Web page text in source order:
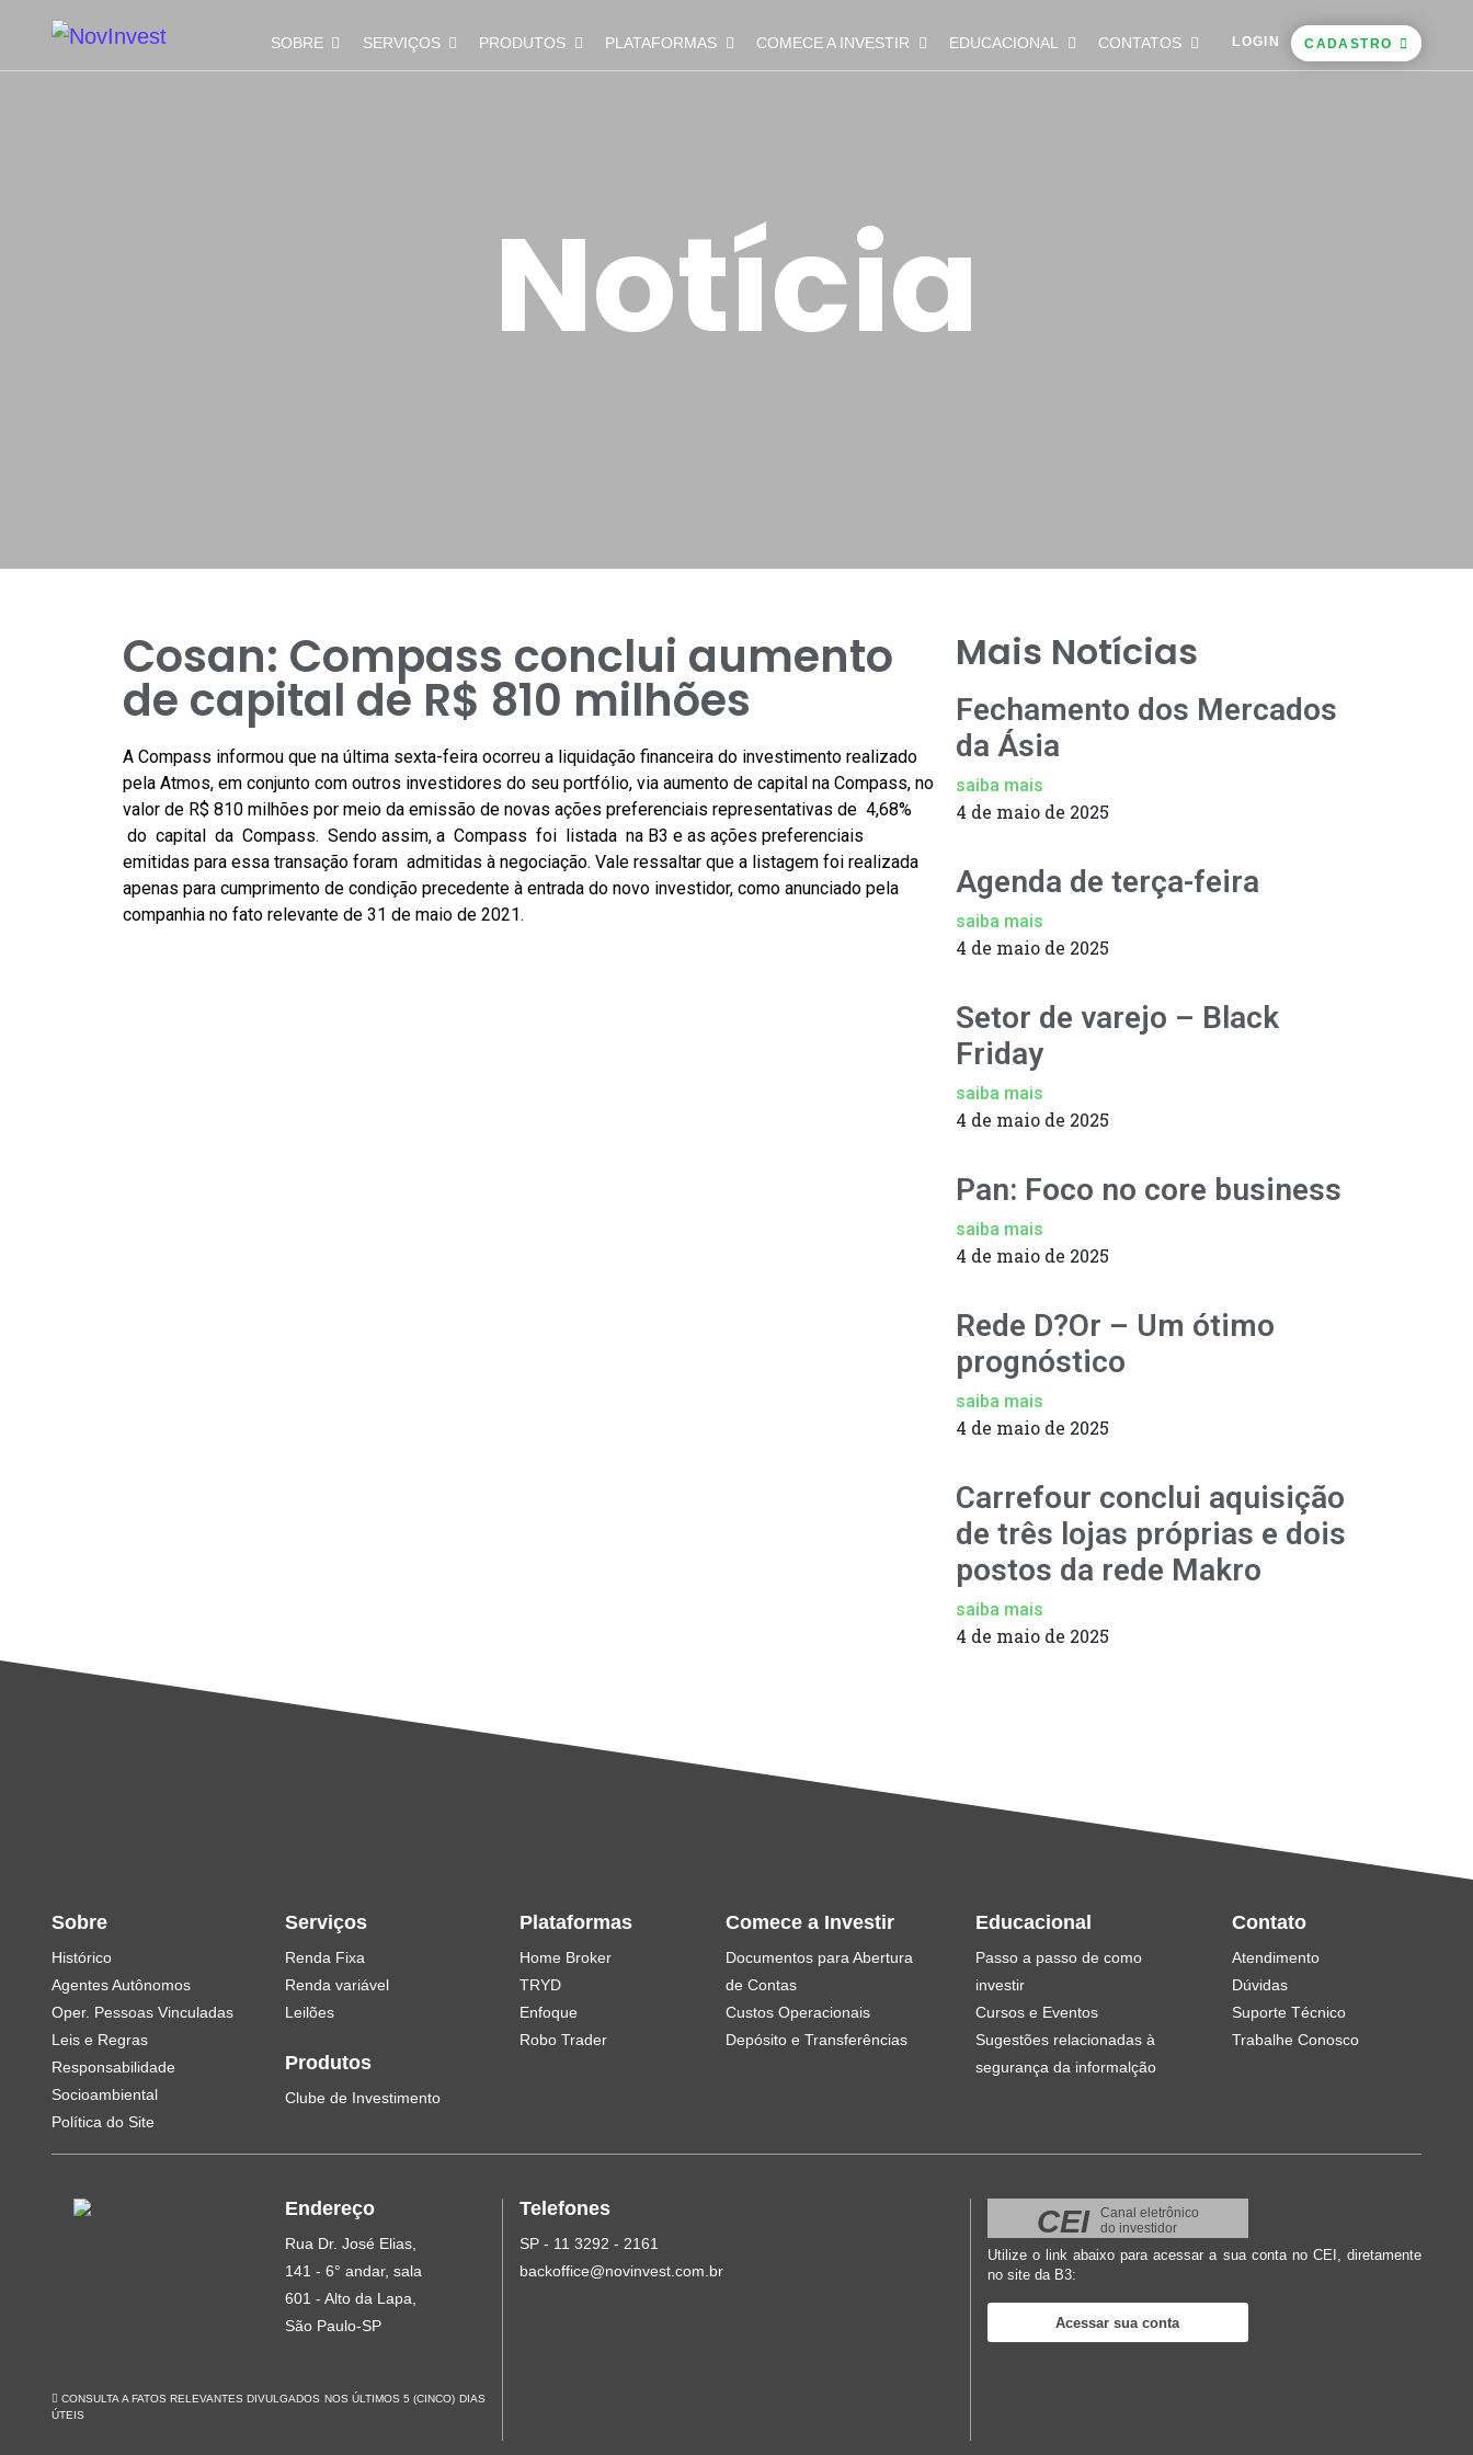
SOBRE SERVIÇOS PRODUTOS PLATAFORMAS COMECE A INVESTIR EDUCACIONAL CONTATOS LOGIN CADASTRO
Notícia
Cosan: Compass conclui aumento
de capital de R$ 810 milhões
A Compass informou que na última sexta-feira ocorreu a liquidação financeira do investimento realizado
pela Atmos, em conjunto com outros investidores do seu portfólio, via aumento de capital na Compass, no
valor de R$ 810 milhões por meio da emissão de novas ações preferenciais representativas de 4,68%
do capital da Compass. Sendo assim, a Compass foi listada na B3 e as ações preferenciais
emitidas para essa transação foram admitidas à negociação. Vale ressaltar que a listagem foi realizada
apenas para cumprimento de condição precedente à entrada do novo investidor, como anunciado pela
companhia no fato relevante de 31 de maio de 2021.
Mais Notícias
Fechamento dos Mercados
da Ásia
saiba mais
4 de maio de 2025
Agenda de terça-feira
saiba mais
4 de maio de 2025
Setor de varejo – Black
Friday
saiba mais
4 de maio de 2025
Pan: Foco no core business
saiba mais
4 de maio de 2025
Rede D?Or – Um ótimo
prognóstico
saiba mais
4 de maio de 2025
Carrefour conclui aquisição
de três lojas próprias e dois
postos da rede Makro
saiba mais
4 de maio de 2025
Sobre
Histórico
Agentes Autônomos
Oper. Pessoas Vinculadas
Leis e Regras
Responsabilidade
Socioambiental
Política do Site
Serviços
Renda Fixa
Renda variável
Leilões
Produtos
Clube de Investimento
Plataformas
Home Broker
TRYD
Enfoque
Robo Trader
Comece a Investir
Documentos para Abertura
de Contas
Custos Operacionais
Depósito e Transferências
Educacional
Passo a passo de como
investir
Cursos e Eventos
Sugestões relacionadas à
segurança da informalção
Contato
Atendimento
Dúvidas
Suporte Técnico
Trabalhe Conosco
Endereço
Rua Dr. José Elias,
141 - 6° andar, sala
601 - Alto da Lapa,
São Paulo-SP
CONSULTA A FATOS RELEVANTES DIVULGADOS NOS ÚLTIMOS 5 (CINCO) DIAS
ÚTEIS
Telefones
SP - 11 3292 - 2161
backoffice@novinvest.com.br
CEI
Canal eletrônico
do investidor
Utilize o link abaixo para acessar a sua conta no CEI, diretamente
no site da B3:
Acessar sua conta